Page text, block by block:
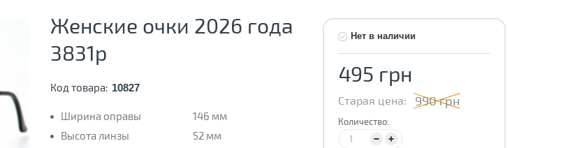
Женские очки 2026 года
3831p
Код товара: 10827
Ширина оправы
146 мм
Высота линзы
52 мм
Нет в наличии
495 грн
Старая цена: 990 грн
Количество: